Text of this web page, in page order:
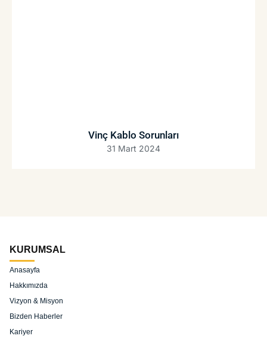
Vinç Kablo Sorunları
31 Mart 2024
KURUMSAL
Anasayfa
Hakkımızda
Vizyon & Misyon
Bizden Haberler
Kariyer